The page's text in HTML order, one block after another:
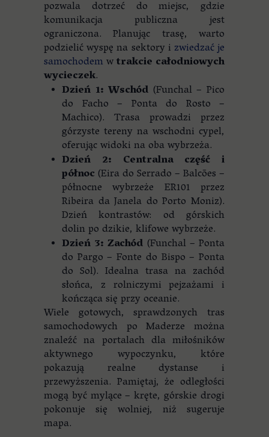
pozwala dotrzeć do miejsc, gdzie
komunikacja publiczna jest
ograniczona. Planując trasę, warto
podzielić wyspę na sektory i zwiedzać je
samochodemwtrakcie całodniowych
wycieczek.
Dzień 1: Wschód (Funchal – Pico
do Facho – Ponta do Rosto –
Machico). Trasa prowadzi przez
górzyste tereny na wschodni cypel,
oferując widoki na oba wybrzeża.
Dzień 2: Centralna część i
północ(Eira do Serrado – Balcões –
północne wybrzeże ER101 przez
Ribeira da Janela do Porto Moniz).
Dzień kontrastów: od górskich
dolin po dzikie, klifowe wybrzeże.
Dzień 3: Zachód (Funchal – Ponta
do Pargo – Fonte do Bispo – Ponta
do Sol). Idealna trasa na zachód
słońca, z rolniczymi pejzażami i
kończąca się przy oceanie.
Wiele gotowych, sprawdzonych tras
samochodowych po Maderze można
znaleźć na portalach dla miłośników
aktywnego wypoczynku, które
pokazują realne dystanse i
przewyższenia. Pamiętaj, że odległości
mogą być mylące – kręte, górskie drogi
pokonuje się wolniej, niż sugeruje
mapa.